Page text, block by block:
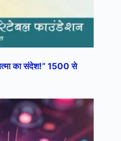
का संदेश!” 1500 से